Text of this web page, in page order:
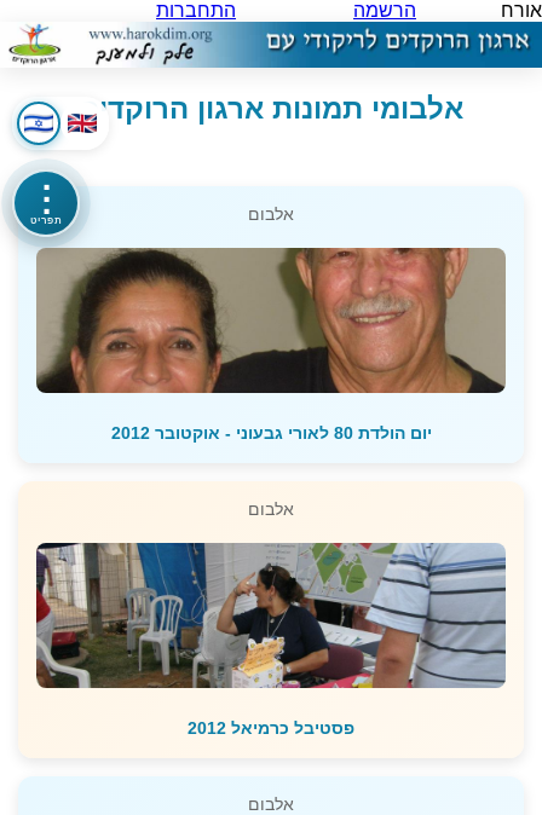
אורח הרשמה התחברות
⋮
תפריט
אלבומי תמונות ארגון הרוקדים
אלבום
יום הולדת 80 לאורי גבעוני - אוקטובר 2012
אלבום
פסטיבל כרמיאל 2012
אלבום